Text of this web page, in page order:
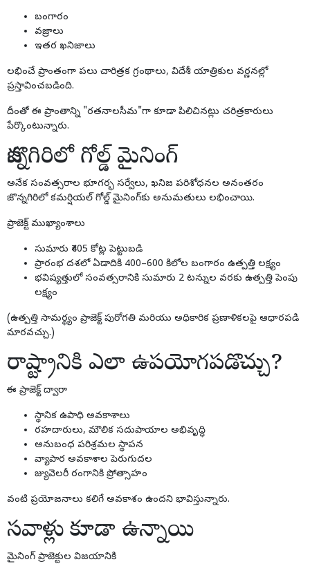
బంగారం
వజ్రాలు
ఇతర ఖనిజాలు
లభించే ప్రాంతంగా పలు చారిత్రక గ్రంథాలు, విదేశీ యాత్రికుల వర్ణనల్లో
ప్రస్తావించబడింది.
దీంతో ఈ ప్రాంతాన్ని "రతనాలసీమ"గా కూడా పిలిచినట్లు చరిత్రకారులు
పేర్కొంటున్నారు.
జొన్నగిరిలో గోల్డ్ మైనింగ్
అనేక సంవత్సరాల భూగర్భ సర్వేలు, ఖనిజ పరిశోధనల అనంతరం
జొన్నగిరిలో కమర్షియల్ గోల్డ్ మైనింగ్‌కు అనుమతులు లభించాయి.
ప్రాజెక్ట్ ముఖ్యాంశాలు
సుమారు ₹405 కోట్ల పెట్టుబడి
ప్రారంభ దశలో ఏడాదికి 400–600 కిలోల బంగారం ఉత్పత్తి లక్ష్యం
భవిష్యత్తులో సంవత్సరానికి సుమారు 2 టన్నుల వరకు ఉత్పత్తి పెంపు
లక్ష్యం
(ఉత్పత్తి సామర్థ్యం ప్రాజెక్ట్ పురోగతి మరియు అధికారిక ప్రణాళికలపై ఆధారపడి
మారవచ్చు.)
రాష్ట్రానికి ఎలా ఉపయోగపడొచ్చు?
ఈ ప్రాజెక్ట్ ద్వారా
స్థానిక ఉపాధి అవకాశాలు
రహదారులు, మౌలిక సదుపాయాల అభివృద్ధి
అనుబంధ పరిశ్రమల స్థాపన
వ్యాపార అవకాశాల పెరుగుదల
జ్యువెలరీ రంగానికి ప్రోత్సాహం
వంటి ప్రయోజనాలు కలిగే అవకాశం ఉందని భావిస్తున్నారు.
సవాళ్లు కూడా ఉన్నాయి
మైనింగ్ ప్రాజెక్టుల విజయానికి